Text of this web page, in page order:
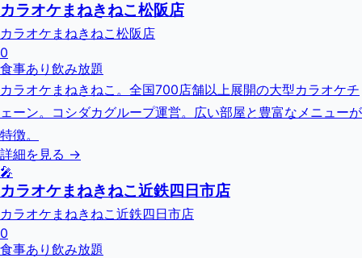
カラオケまねきねこ松阪店
カラオケまねきねこ松阪店
0
食事あり 飲み放題
カラオケまねきねこ。全国700店舗以上展開の大型カラオケチ
ェーン。コシダカグループ運営。広い部屋と豊富なメニューが
特徴。
詳細を見る →
🎤
カラオケまねきねこ近鉄四日市店
カラオケまねきねこ近鉄四日市店
0
食事あり 飲み放題